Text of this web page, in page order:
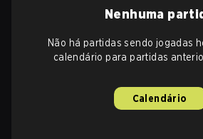
Nenhuma
Não há partidas sendo jogadas
calendário para partidas
Calendário